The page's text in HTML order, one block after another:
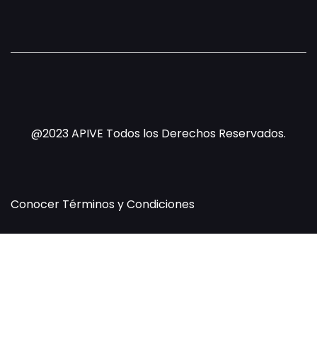
@2023 APIVE Todos los Derechos Reservados.
Conocer Términos y Condiciones